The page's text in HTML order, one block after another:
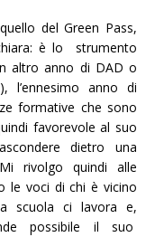
del Green Pass,
è lo strumento
altro anno di DAD o
l’ennesimo anno di
formative che sono
favorevole al suo
dietro una
rivolgo quindi alle
le voci di chi è vicino
scuola ci lavora e,
possibile il suo